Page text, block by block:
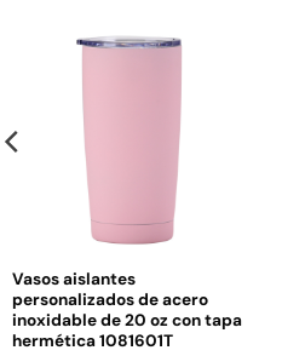
Vasos aislantes
personalizados de acero
inoxidable de 20 oz con tapa
hermética 1081601T